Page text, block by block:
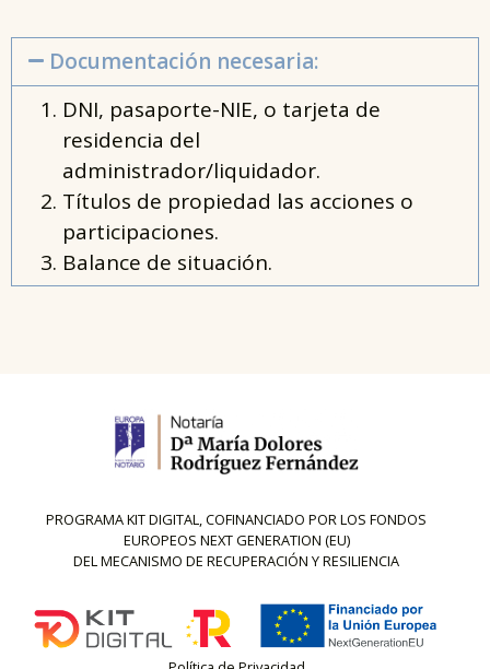
Documentación necesaria:
DNI, pasaporte-NIE, o tarjeta de
residencia del
administrador/liquidador.
Títulos de propiedad las acciones o
participaciones.
Balance de situación.
notaría mª dolores
SERVICIOS NOTARIALES EN GIJÓN. RESOLVEMOS SUS NECESIDADES CON TODO TIPO DE TRÁMITES DE FORMA PERSONALIZADA Y TRANSPARENTE.
PROGRAMA KIT DIGITAL, COFINANCIADO POR LOS FONDOS
EUROPEOS NEXT GENERATION (EU)
DEL MECANISMO DE RECUPERACIÓN Y RESILIENCIA